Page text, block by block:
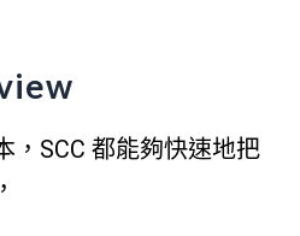
，SCC 都能夠快速地把